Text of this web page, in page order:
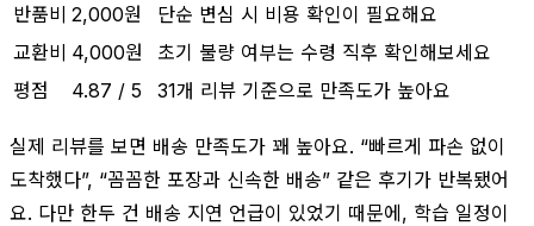
반품비 2,000원
단순 변심 시 비용 확인이 필요해요
교환비 4,000원
초기 불량 여부는 수령 직후 확인해보세요
평점
4.87 / 5 31개 리뷰 기준으로 만족도가 높아요
실제 리뷰를 보면 배송 만족도가 꽤 높아요. “빠르게 파손 없이
도착했다”, “꼼꼼한 포장과 신속한 배송” 같은 후기가 반복됐어
요. 다만 한두 건 배송 지연 언급이 있었기 때문에, 학습 일정이